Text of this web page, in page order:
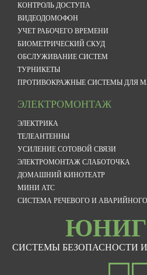
КОНТРОЛЬ ДОСТУПА
ВИДЕОДОМОФОН
УЧЕТ РАБОЧЕГО ВРЕМЕНИ
БИОМЕТРИЧЕСКИЙ СКУД
ОБСЛУЖИВАНИЕ СИСТЕМ
ТУРНИКЕТЫ
ПРОТИВОКРАЖНЫЕ СИСТЕМЫ ДЛЯ
ЭЛЕКТРОМОНТАЖ
ЭЛЕКТРИКА
ТЕЛЕАНТЕННЫ
УСИЛЕНИЕ СОТОВОЙ СВЯЗИ
ЭЛЕКТРОМОНТАЖ СЛАБОТОЧКА
ДОМАШНИЙ КИНОТЕАТР
МИНИ АТС
СИСТЕМА РЕЧЕВОГО И
СИСТЕМЫ БЕЗОПАСНОСТИ